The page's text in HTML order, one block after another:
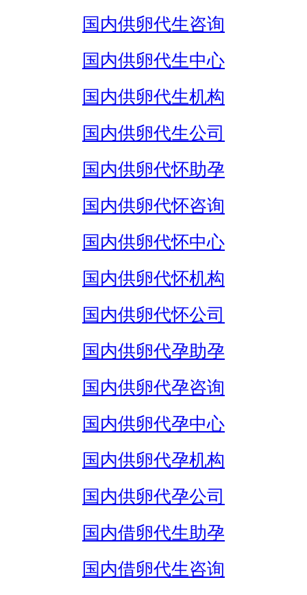
国内供卵代生咨询
国内供卵代生中心
国内供卵代生机构
国内供卵代生公司
国内供卵代怀助孕
国内供卵代怀咨询
国内供卵代怀中心
国内供卵代怀机构
国内供卵代怀公司
国内供卵代孕助孕
国内供卵代孕咨询
国内供卵代孕中心
国内供卵代孕机构
国内供卵代孕公司
国内借卵代生助孕
国内借卵代生咨询